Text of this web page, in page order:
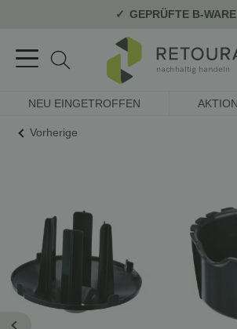
GEPRÜFTE B-WARE
NEU EINGETROFFEN AKTION
Vorherige